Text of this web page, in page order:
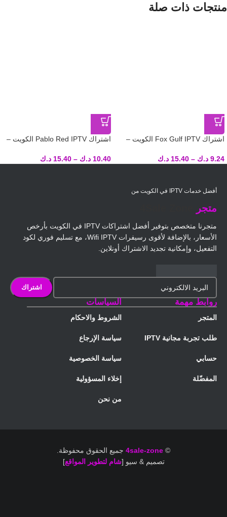
منتجات ذات صلة
اشتراك Fox Gulf IPTV الكويت –
9.24 د.ك –
15.40 د.ك
اشتراك Pablo Red IPTV الكويت –
10.40 د.ك –
15.40 د.ك
أفضل خدمات IPTV في الكويت من
متجر
متجرنا متخصص بتوفير أفضل اشتراكات IPTV في الكويت بأرخص
الأسعار، بالإضافة لأقوى رسيفرات Wifi IPTV، مع تسليم فوري لكود
التفعيل، وإمكانية تجديد الاشتراك أونلاين.
روابط مهمة
المتجر
طلب تجربة مجانية IPTV
حسابي
المفضّلة
السياسات
الشروط والاحكام
سياسة الإرجاع
سياسة الخصوصية
إخلاء المسؤولية
من نحن
©
4sale-zoneجميع الحقوق محفوظة.
تصميم & سيو [شام لتطوير المواقع]